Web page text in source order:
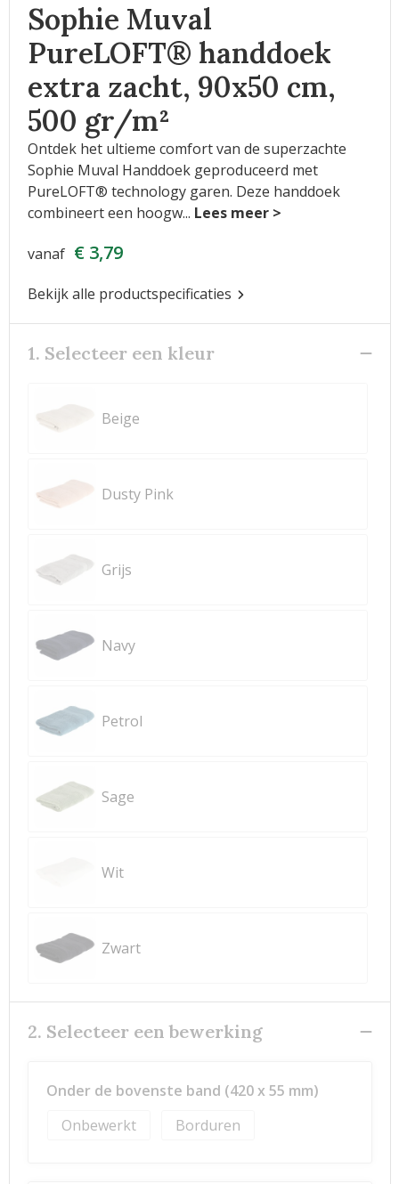
Sophie Muval
PureLOFT® handdoek
extra zacht, 90x50 cm,
500 gr/m²
Ontdek het ultieme comfort van de superzachte
Sophie Muval Handdoek geproduceerd met
PureLOFT® technology garen. Deze handdoek
combineert een hoogw...
vanaf € 3,79
Bekijk alle productspecificaties
1. Selecteer een kleur
Beige
Dusty Pink
Grijs
Navy
Petrol
Sage
Wit
Zwart
2. Selecteer een bewerking
Onder de bovenste band (420 x 55 mm)
Onbewerkt
Borduren